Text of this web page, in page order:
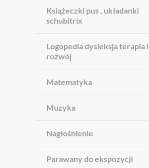
Książeczki pus , układanki
schubitrix
Logopedia dysleksja terapia i
rozwój
Matematyka
Muzyka
Nagłośnienie
Parawany do ekspozycji